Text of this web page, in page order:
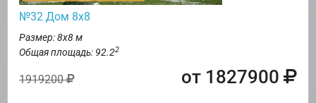
№32 Дом 8х8
Размер: 8х8 м
Общая площадь: 92.22
1919200 от 1827900